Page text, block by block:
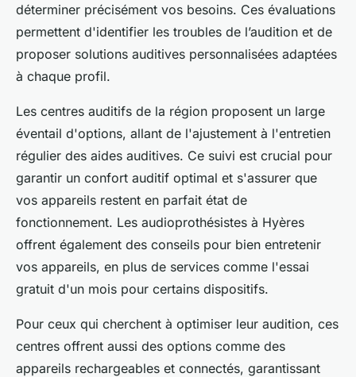
déterminer précisément vos besoins. Ces évaluations
permettent d'identifier les troubles de l’audition et de
proposer solutions auditives personnalisées adaptées
à chaque profil.
Les centres auditifs de la région proposent un large
éventail d'options, allant de l'ajustement à l'entretien
régulier des aides auditives. Ce suivi est crucial pour
garantir un confort auditif optimal et s'assurer que
vos appareils restent en parfait état de
fonctionnement. Les audioprothésistes à Hyères
offrent également des conseils pour bien entretenir
vos appareils, en plus de services comme l'essai
gratuit d'un mois pour certains dispositifs.
Pour ceux qui cherchent à optimiser leur audition, ces
centres offrent aussi des options comme des
appareils rechargeables et connectés, garantissant